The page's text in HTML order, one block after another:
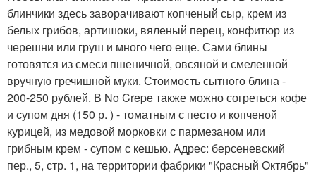
блинчики здесь заворачивают копченый сыр, крем из
белых грибов, артишоки, вяленый перец, конфитюр из
черешни или груш и много чего еще. Сами блины
готовятся из смеси пшеничной, овсяной и смеленной
вручную гречишной муки. Стоимость сытного блина -
200-250 рублей. В No Crepe также можно согреться кофе
и супом дня (150 р. ) - томатным с песто и копченой
курицей, из медовой морковки с пармезаном или
грибным крем - супом с кешью. Адрес: берсеневский
пер., 5, стр. 1, на территории фабрики "Красный Октябрь"